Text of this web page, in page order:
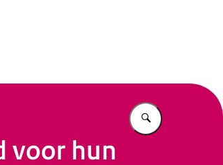
Vul in wat u
voor hun